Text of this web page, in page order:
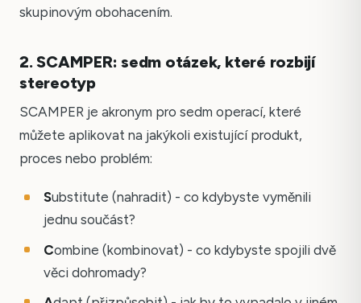
skupinovým obohacením.
2. SCAMPER: sedm otázek, které rozbijí
stereotyp
SCAMPER je akronym pro sedm operací, které
můžete aplikovat na jakýkoli existující produkt,
proces nebo problém:
Substitute (nahradit) - co kdybyste vyměnili
jednu součást?
Combine (kombinovat) - co kdybyste spojili dvě
věci dohromady?